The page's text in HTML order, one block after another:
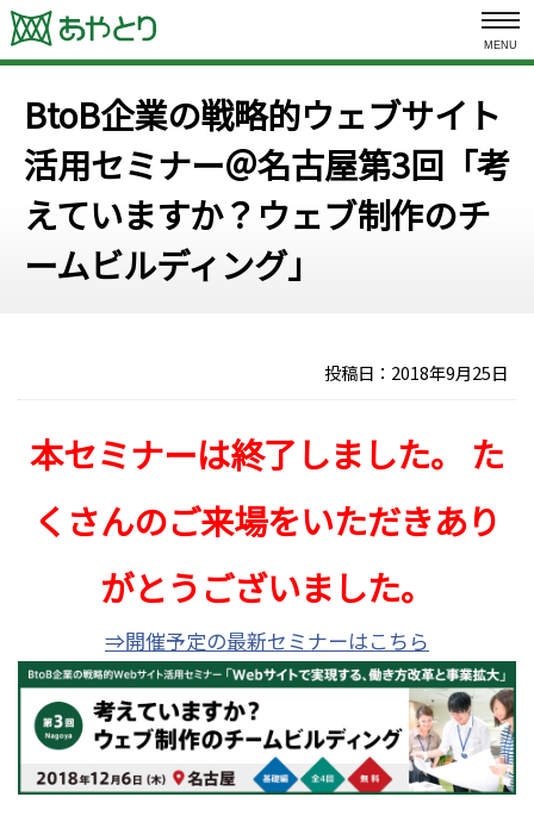
MENU
BtoB企業の戦略的ウェブサイト
活用セミナー＠名古屋第3回「考
えていますか？ウェブ制作のチ
ームビルディング」
投稿日： 2018年9月25日
本セミナーは終了しました。
た
くさんのご来場をいただきあり
がとうございました。
⇒開催予定の最新セミナーはこちら